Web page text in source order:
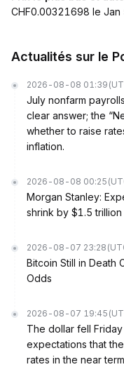
CHF0.00321698 le
Actualités sur le
2026-08-08 01:39
July nonfarm
clear answer; the
whether to raise
inflation.
2026-08-08 00:25
Morgan Stanley:
shrink by $1.5 trillion
2026-08-07 23:28
Bitcoin Still in Death
Odds
2026-08-07 19:45
The dollar fell
expectations that
rates in the near